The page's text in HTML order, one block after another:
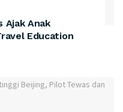
Ajak Anak
Education